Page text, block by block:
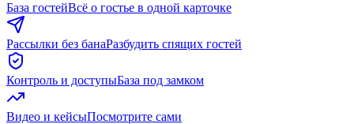
База гостейВсё о гостье в одной карточке
Рассылки без банаРазбудить спящих гостей
Контроль и доступыБаза под замком
Видео и кейсыПосмотрите сами